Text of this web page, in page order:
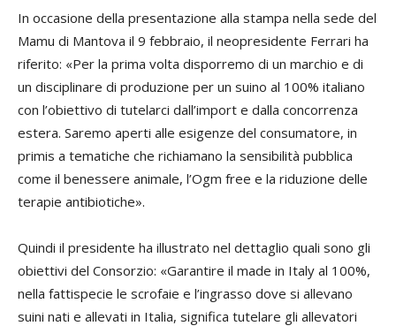
In occasione della presentazione alla stampa nella sede del
Mamu di Mantova il 9 febbraio, il neopresidente Ferrari ha
riferito: «Per la prima volta disporremo di un marchio e di
un disciplinare di produzione per un suino al 100% italiano
con l’obiettivo di tutelarci dall’import e dalla concorrenza
estera. Saremo aperti alle esigenze del consumatore, in
primis a tematiche che richiamano la sensibilità pubblica
come il benessere animale, l’Ogm free e la riduzione delle
terapie antibiotiche».
Quindi il presidente ha illustrato nel dettaglio quali sono gli
obiettivi del Consorzio: «Garantire il made in Italy al 100%,
nella fattispecie le scrofaie e l’ingrasso dove si allevano
suini nati e allevati in Italia, significa tutelare gli allevatori